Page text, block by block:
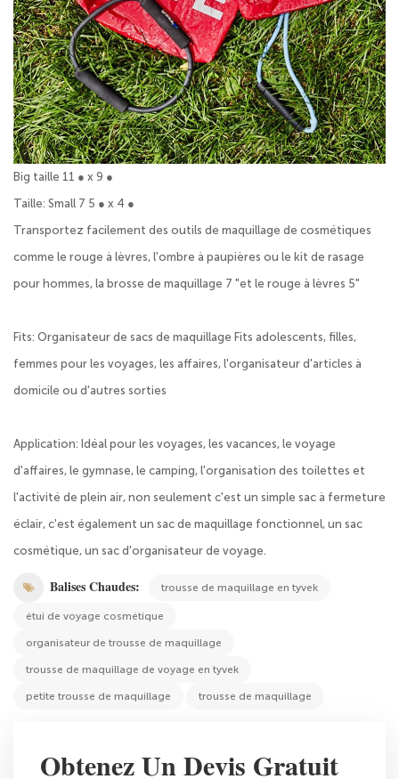
Big taille 11 ● x 9 ●
Taille: Small 7 5 ● x 4 ●
Transportez facilement des outils de maquillage de cosmétiques
comme le rouge à lèvres, l'ombre à paupières ou le kit de rasage
pour hommes, la brosse de maquillage 7 "et le rouge à lèvres 5"
Fits: Organisateur de sacs de maquillage Fits adolescents, filles,
femmes pour les voyages, les affaires, l'organisateur d'articles à
domicile ou d'autres sorties
Application: Idéal pour les voyages, les vacances, le voyage
d'affaires, le gymnase, le camping, l'organisation des toilettes et
l'activité de plein air, non seulement c'est un simple sac à fermeture
éclair, c'est également un sac de maquillage fonctionnel, un sac
cosmétique, un sac d'organisateur de voyage.
Balises Chaudes: trousse de maquillage en tyvek
étui de voyage cosmétique
organisateur de trousse de maquillage
trousse de maquillage de voyage en tyvek
petite trousse de maquillage trousse de maquillage
Obtenez Un Devis Gratuit